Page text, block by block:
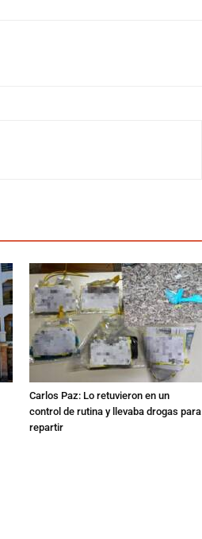
Carlos Paz: Lo retuvieron en un
control de rutina y llevaba drogas para
repartir